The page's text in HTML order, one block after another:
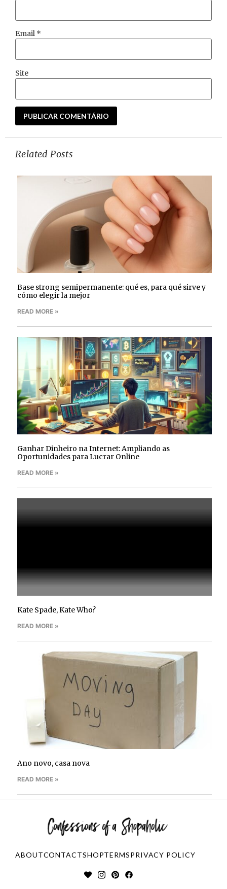
Email *
Site
Related Posts
Base strong semipermanente: qué es, para qué sirve y
cómo elegir la mejor
READ MORE »
Ganhar Dinheiro na Internet: Ampliando as
Oportunidades para Lucrar Online
READ MORE »
Kate Spade, Kate Who?
READ MORE »
Ano novo, casa nova
READ MORE »
ABOUTCONTACTSHOPTERMSPRIVACY POLICY